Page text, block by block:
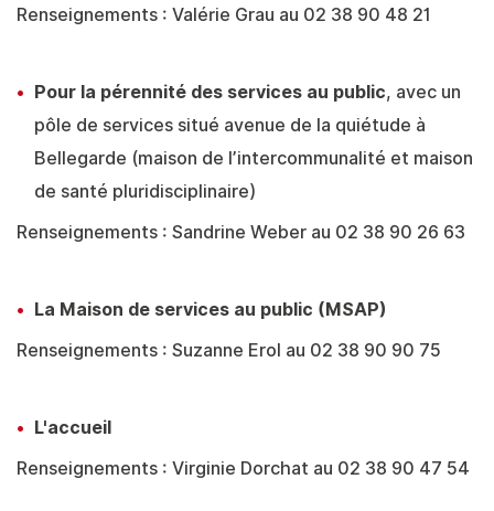
Renseignements : Valérie Grau au 02 38 90 48 21
Pour la pérennité des services au public, avec un
pôle de services situé avenue de la quiétude à
Bellegarde (maison de l’intercommunalité et maison
de santé pluridisciplinaire)
Renseignements : Sandrine Weber au 02 38 90 26 63
La Maison de services au public (MSAP)
Renseignements : Suzanne Erol au 02 38 90 90 75
L'accueil
Renseignements : Virginie Dorchat au 02 38 90 47 54